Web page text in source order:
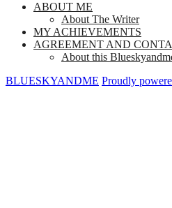
ABOUT ME
About The Writer
MY ACHIEVEMENTS
AGREEMENT AND
About this
BLUESKYANDME Proudly